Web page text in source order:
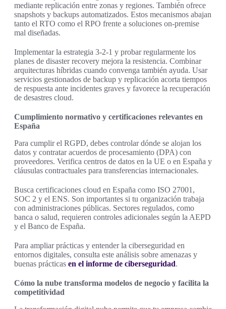
mediante replicación entre zonas y regiones. También ofrece
snapshots y backups automatizados. Estos mecanismos abajan
tanto el RTO como el RPO frente a soluciones on-premise
mal diseñadas.
Implementar la estrategia 3-2-1 y probar regularmente los
planes de disaster recovery mejora la resistencia. Combinar
arquitecturas híbridas cuando convenga también ayuda. Usar
servicios gestionados de backup y replicación acorta tiempos
de respuesta ante incidentes graves y favorece la recuperación
de desastres cloud.
Cumplimiento normativo y certificaciones relevantes en
España
Para cumplir el RGPD, debes controlar dónde se alojan los
datos y contratar acuerdos de procesamiento (DPA) con
proveedores. Verifica centros de datos en la UE o en España y
cláusulas contractuales para transferencias internacionales.
Busca certificaciones cloud en España como ISO 27001,
SOC 2 y el ENS. Son importantes si tu organización trabaja
con administraciones públicas. Sectores regulados, como
banca o salud, requieren controles adicionales según la AEPD
y el Banco de España.
Para ampliar prácticas y entender la ciberseguridad en
entornos digitales, consulta este análisis sobre amenazas y
buenas prácticas en el informe de ciberseguridad.
Cómo la nube transforma modelos de negocio y facilita la
competitividad